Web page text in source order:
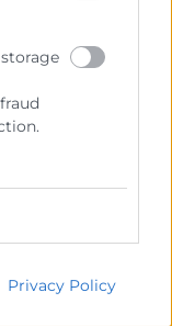
Privacy Policy